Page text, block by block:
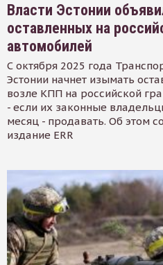
Власти Эстонии
оставленных на
автомобилей
С октября 2025 года
Эстонии начнет изымать
возле КПП на российской
- если их законные
месяц - продавать. Об этом
издание ERR